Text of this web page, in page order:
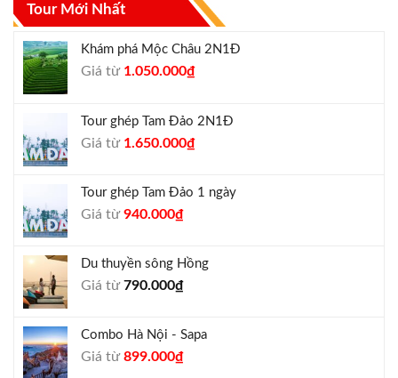
Tour Mới Nhất
Khám phá Mộc Châu 2N1Đ
Giá từ Giá
1.300.000₫.
1.050.000₫Giá
là:
Tour ghép Tam Đảo 2N1Đ
Giá từ Giá
1.800.000₫.
1.650.000₫Giá
là:
Tour ghép Tam Đảo 1 ngày
Giá từGiá
1.000.000₫.
940.000₫Giá
là:
Du thuyền sông Hồng
Giá từ790.000₫
Combo Hà Nội - Sapa
Giá từGiá
899.000₫Giá